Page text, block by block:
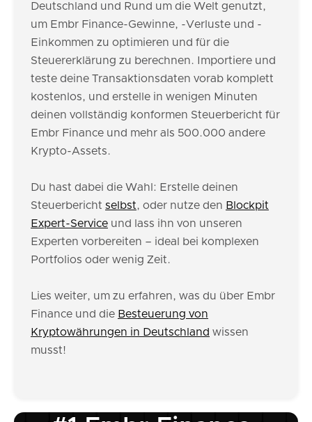
Deutschland und Rund um die Welt genutzt,
um Embr Finance-Gewinne, -Verluste und -
Einkommen zu optimieren und für die
Steuererklärung zu berechnen. Importiere und
teste deine Transaktionsdaten vorab komplett
kostenlos, und erstelle in wenigen Minuten
deinen vollständig konformen Steuerbericht für
Embr Finance und mehr als 500.000 andere
Krypto-Assets.
Du hast dabei die Wahl: Erstelle deinen
Steuerbericht selbst, oder nutze den Blockpit
Expert-Service und lass ihn von unseren
Experten vorbereiten – ideal bei komplexen
Portfolios oder wenig Zeit.
Lies weiter, um zu erfahren, was du über Embr
Finance und die Besteuerung von
Kryptowährungen in Deutschland wissen
musst!